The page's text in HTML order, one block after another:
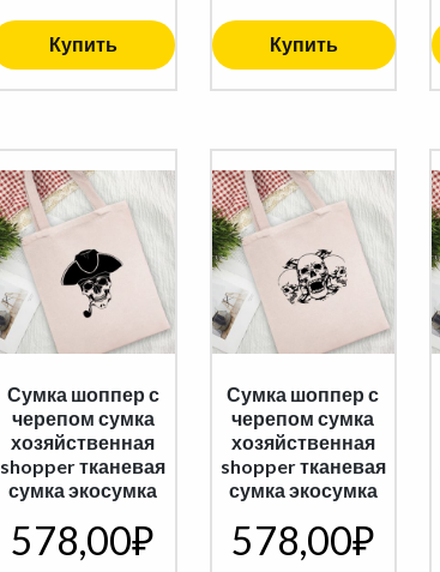
Купить Купить
Сумка шоппер с
черепом сумка
хозяйственная
shopper тканевая
сумка экосумка
578,00₽
Сумка шоппер с
черепом сумка
хозяйственная
shopper тканевая
сумка экосумка
578,00₽